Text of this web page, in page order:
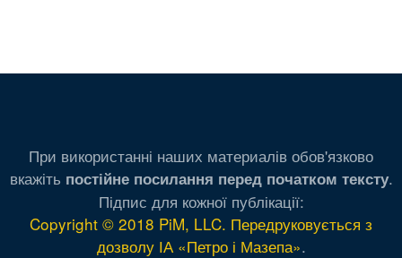
При використанні наших материалів обов'язково
вкажіть постійне посилання перед початком тексту.
Підпис для кожної публікації:
Copyright © 2018 PiM, LLC. Передруковується з
дозволу ІА «Петро і Мазепа».